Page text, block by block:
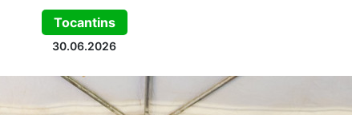
Tocantins
30.06.2026